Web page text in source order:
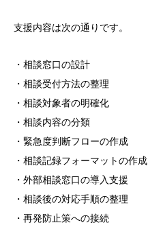
支援内容は次の通りです。
・相談窓口の設計
・相談受付方法の整理
・相談対象者の明確化
・相談内容の分類
・緊急度判断フローの作成
・相談記録フォーマットの作成
・外部相談窓口の導入支援
・相談後の対応手順の整理
・再発防止策への接続